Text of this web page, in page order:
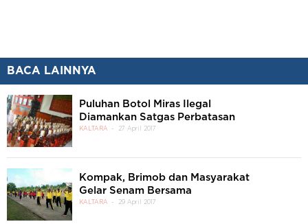
BACA LAINNYA
Puluhan Botol Miras Ilegal
Diamankan Satgas Perbatasan
KALTARA 27 April 2017
Kompak, Brimob dan Masyarakat
Gelar Senam Bersama
KALTARA 29 April 2017